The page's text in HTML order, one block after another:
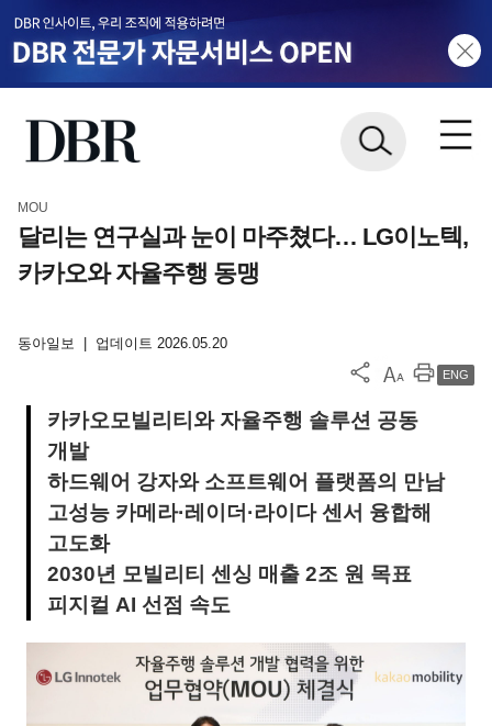
MOU
달리는 연구실과 눈이 마주쳤다… LG이노텍,
카카오와 자율주행 동맹
동아일보 업데이트 2026.05.20
ENG
카카오모빌리티와 자율주행 솔루션 공동
개발
하드웨어 강자와 소프트웨어 플랫폼의 만남
고성능 카메라·레이더·라이다 센서 융합해
고도화
2030년 모빌리티 센싱 매출 2조 원 목표
피지컬 AI 선점 속도